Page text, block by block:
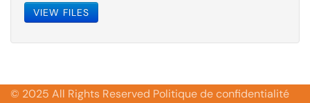
VIEW FILES
© 2025 All Rights Reserved Politique de confidentialité